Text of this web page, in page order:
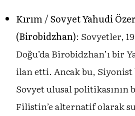
Kırım / Sovyet Yahudi
(Birobidzhan): Sovyetler,
Doğu’da Birobidzhan’ı bir
ilan etti. Ancak bu,
Sovyet ulusal politikasının
Filistin’e alternatif olarak